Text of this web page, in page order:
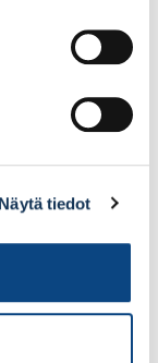
Näytä tiedot
(alv. 0%)
tilauskoriin